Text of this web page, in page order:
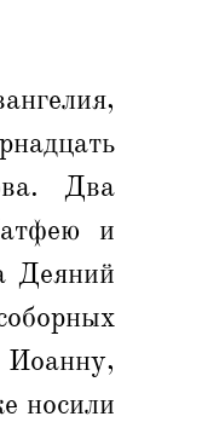
Два
и
Деяний
Иоанну,
носили